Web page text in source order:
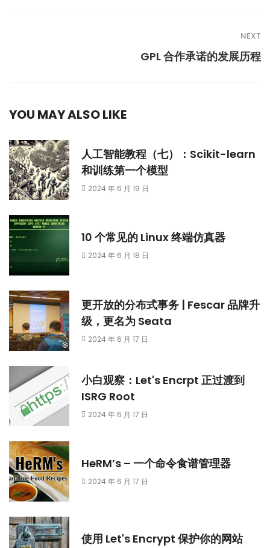
NEXT
GPL 合作承诺的发展历程
YOU MAY ALSO LIKE
人工智能教程（七）：Scikit-learn
和训练第一个模型
2024 年 6 月 19 日
10 个常见的 Linux 终端仿真器
2024 年 6 月 18 日
更开放的分布式事务 | Fescar 品牌升
级，更名为 Seata
2024 年 6 月 17 日
小白观察：Let's Encrpt 正过渡到
ISRG Root
2024 年 6 月 17 日
HeRM’s – 一个命令食谱管理器
2024 年 6 月 17 日
使用 Let's Encrypt 保护你的网站